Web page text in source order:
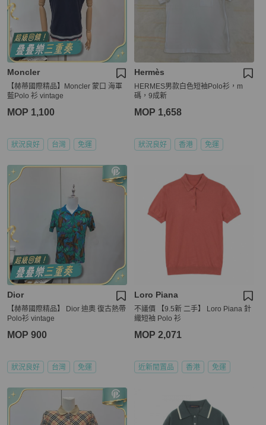
Moncler
【赫蒂國際精品】Moncler 蒙口 海軍
藍Polo 衫 vintage
MOP 1,100
狀況良好 台灣 免運
Hermès
HERMES男款白色短袖Polo衫，m
碼，9成新
MOP 1,658
狀況良好 香港 免運
Dior
【赫蒂國際精品】 Dior 迪奧 復古熱帶
Polo衫 vintage
MOP 900
狀況良好 台灣 免運
Loro Piana
不議價 【9.5新 二手】 Loro Piana 針
織短袖 Polo 衫
MOP 2,071
近新閒置品 香港 免運